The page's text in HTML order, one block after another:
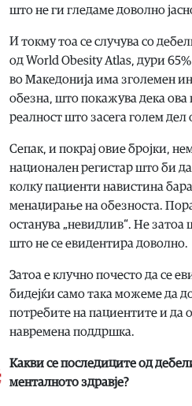
што не ги гледаме доволно
И токму тоа се случува со
од World Obesity Atlas, дури
во Македонија има зголемен
обезна, што покажува дека ова
реалност што засега голем дел
Сепак, и покрај овие бројки,
национален регистар што би
колку пациенти навистина
менаџирање на обезноста.
останува „невидлив“. Не затоа
што не се евидентира доволно.
Затоа е клучно почесто да се
бидејќи само така можеме да
потребите на пациентите и да
навремена поддршка.
Какви се последиците од
менталното здравје?